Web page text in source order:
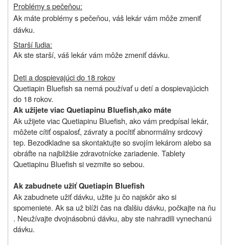
Problémy s pečeňou:
Ak máte problémy s pečeňou, váš lekár vám môže zmeniť
dávku.
Starší ľudia:
Ak ste starší, váš lekár vám môže zmeniť dávku.
Deti a dospievajúci do 18 rokov
Quetiapin Bluefish sa nemá používať u detí a dospievajúcich
do 18 rokov.
Ak užijete viacQuetiapinu Bluefish,ako máte
Ak užijete viac Quetiapinu Bluefish, ako vám predpísal lekár,
môžete cítiť ospalosť, závraty a pocítiť abnormálny srdcový
tep. Bezodkladne sa skontaktujte so svojím lekárom alebo sa
obráťte na najbližšie zdravotnícke zariadenie. Tablety
Quetiapinu Bluefish si vezmite so sebou.
Ak zabudnete užiťQuetiapin Bluefish
Ak zabudnete užiť dávku, užite ju čo najskôr ako si
spomeniete. Ak sa už blíži čas na ďalšiu dávku, počkajte na ňu
. Neužívajte dvojnásobnú dávku, aby ste nahradili vynechanú
dávku.